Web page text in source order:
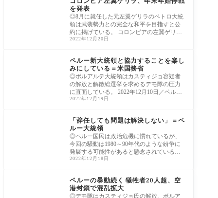
を発表
◎8月に就任した元左翼ゲリラのペトロ大統
領は武装勢力との完全な和平を目指すと公
約に掲げている。 コロンビアの左翼ゲリラ
「民
2022年12月20日
ペルー新大統領と協力することを楽し
みにしている＝米国務省
◎ボルアルテ大統領はカスティジョ容疑者
の解放と解散総選挙を求めるデモ隊の圧力
に直面している。 2022年12月10日／ペル
ー、首都リ
2022年12月19日
「辞任しても問題は解決しない」＝ペ
ルー大統領
◎ペルー国民は政治危機に慣れているが、
今回の騒動は1980～90年代のような紛争に
発展する可能性があると懸念されている。 2
022年12
2022年12月18日
ペルーの暴動続く 犠牲者20人超、空
港封鎖で混乱拡大
◎デモ隊はカスティジョ氏の解放、ボルア